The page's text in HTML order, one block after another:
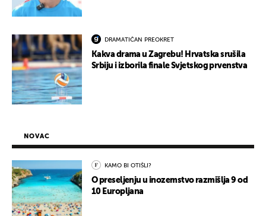
DRAMATIČAN PREOKRET
Kakva drama u Zagrebu! Hrvatska srušila
Srbiju i izborila finale Svjetskog prvenstva
NOVAC
KAMO BI OTIŠLI?
O preseljenju u inozemstvo razmišlja 9 od
10 Europljana